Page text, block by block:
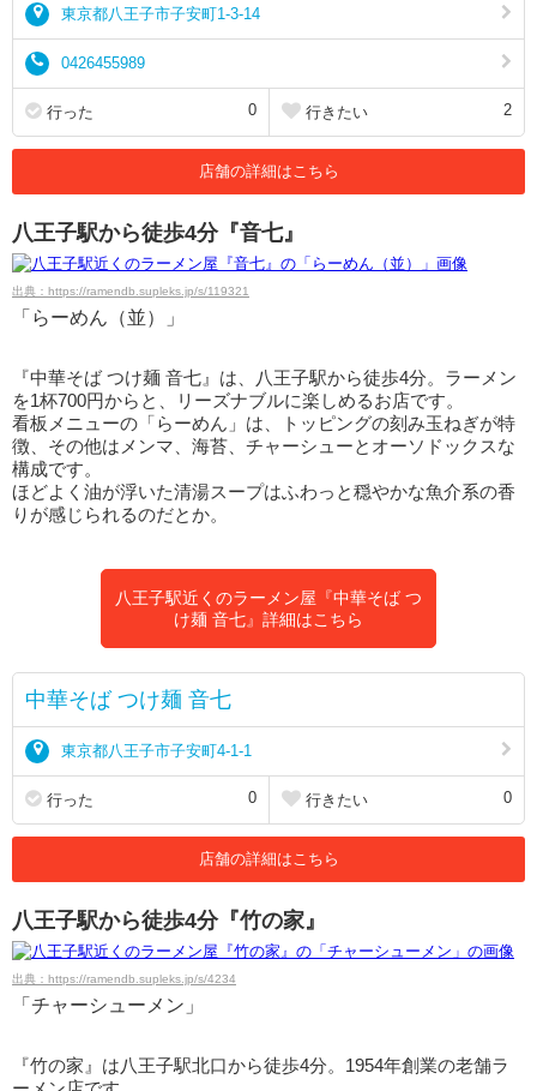
東京都八王子市子安町1-3-14
0426455989
行った 0 行きたい 2
店舗の詳細はこちら
八王子駅から徒歩4分『音七』
出典：https://ramendb.supleks.jp/s/119321
「らーめん（並）」
『中華そば つけ麺 音七』は、八王子駅から徒歩4分。ラーメン
を1杯700円からと、リーズナブルに楽しめるお店です。
看板メニューの「らーめん」は、トッピングの刻み玉ねぎが特
徴、その他はメンマ、海苔、チャーシューとオーソドックスな
構成です。
ほどよく油が浮いた清湯スープはふわっと穏やかな魚介系の香
りが感じられるのだとか。
八王子駅近くのラーメン屋『中華そば つ
け麺 音七』詳細はこちら
中華そば つけ麺 音七
東京都八王子市子安町4-1-1
行った 0 行きたい 0
店舗の詳細はこちら
八王子駅から徒歩4分『竹の家』
出典：https://ramendb.supleks.jp/s/4234
「チャーシューメン」
『竹の家』は八王子駅北口から徒歩4分。1954年創業の老舗ラ